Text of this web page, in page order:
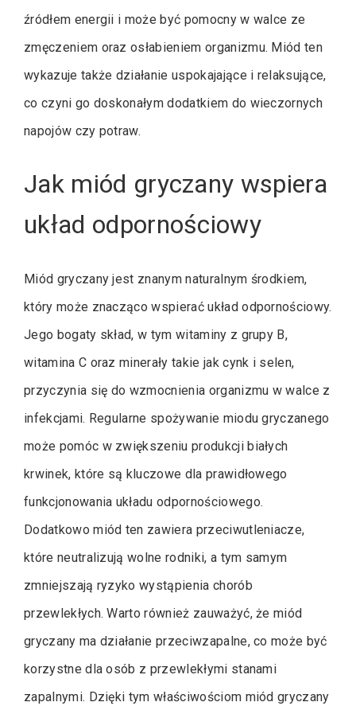
źródłem energii i może być pomocny w walce ze
zmęczeniem oraz osłabieniem organizmu. Miód ten
wykazuje także działanie uspokajające i relaksujące,
co czyni go doskonałym dodatkiem do wieczornych
napojów czy potraw.
Jak miód gryczany wspiera
układ odpornościowy
Miód gryczany jest znanym naturalnym środkiem,
który może znacząco wspierać układ odpornościowy.
Jego bogaty skład, w tym witaminy z grupy B,
witamina C oraz minerały takie jak cynk i selen,
przyczynia się do wzmocnienia organizmu w walce z
infekcjami. Regularne spożywanie miodu gryczanego
może pomóc w zwiększeniu produkcji białych
krwinek, które są kluczowe dla prawidłowego
funkcjonowania układu odpornościowego.
Dodatkowo miód ten zawiera przeciwutleniacze,
które neutralizują wolne rodniki, a tym samym
zmniejszają ryzyko wystąpienia chorób
przewlekłych. Warto również zauważyć, że miód
gryczany ma działanie przeciwzapalne, co może być
korzystne dla osób z przewlekłymi stanami
zapalnymi. Dzięki tym właściwościom miód gryczany